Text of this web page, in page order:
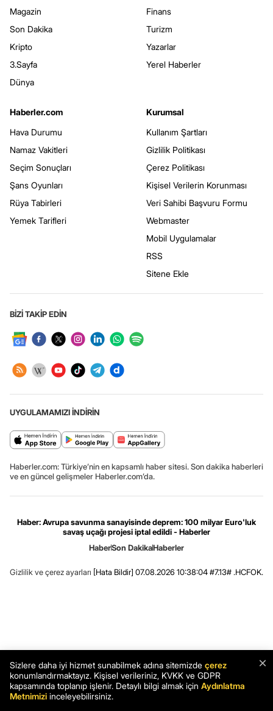
Magazin
Son Dakika
Kripto
3.Sayfa
Dünya
Finans
Turizm
Yazarlar
Yerel Haberler
Haberler.com
Hava Durumu
Namaz Vakitleri
Seçim Sonuçları
Şans Oyunları
Rüya Tabirleri
Yemek Tarifleri
Kurumsal
Kullanım Şartları
Gizlilik Politikası
Çerez Politikası
Kişisel Verilerin Korunması
Veri Sahibi Başvuru Formu
Webmaster
Mobil Uygulamalar
RSS
Sitene Ekle
BİZİ TAKİP EDİN
UYGULAMAMIZI İNDİRİN
Haberler.com: Türkiye’nin en kapsamlı haber sitesi. Son dakika haberleri
ve en güncel gelişmeler Haberler.com’da.
Haber: Avrupa savunma sanayisinde deprem: 100 milyar Euro'luk
savaş uçağı projesi iptal edildi - Haberler
HaberSon DakikaHaberler
Gizlilik ve çerez ayarları [Hata Bildir] 07.08.2026 10:38:04 #7.13# .HCFOK.
×
Sizlere daha iyi hizmet sunabilmek adına sitemizde çerez
konumlandırmaktayız. Kişisel verileriniz, KVKK ve GDPR
kapsamında toplanıp işlenir. Detaylı bilgi almak için Aydınlatma
Metnimizi inceleyebilirsiniz.